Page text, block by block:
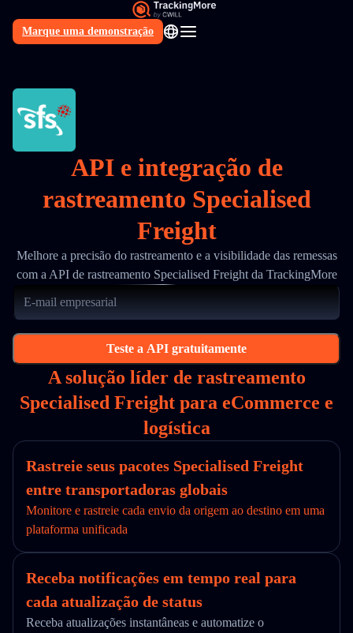
Marque uma demonstração
PT
API e integração de
rastreamento Specialised
Freight
Melhore a precisão do rastreamento e a visibilidade das remessas
com a API de rastreamento Specialised Freight da TrackingMore
Teste a API gratuitamente
A solução líder de rastreamento
Specialised Freight para eCommerce e
logística
Rastreie seus pacotes Specialised Freight
entre transportadoras globais
Monitore e rastreie cada envio da origem ao destino em uma
plataforma unificada
Receba notificações em tempo real para
cada atualização de status
Receba atualizações instantâneas e automatize o